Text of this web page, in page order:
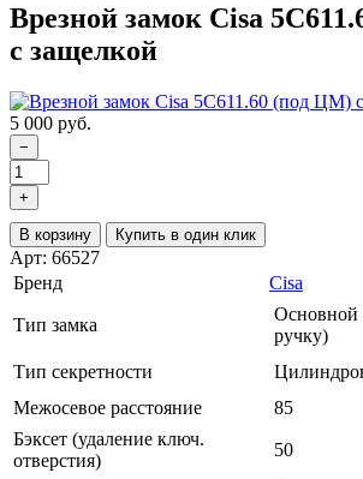
Врезной замок Cisa
с защелкой
5 000 руб.
−
+
В корзину Купить в один клик
Арт: 66527
Бренд
Cisa
Тип замка
Основной
ручку)
Тип секретности
Межосевое расстояние
85
Бэксет (удаление ключ.
отверстия)
50